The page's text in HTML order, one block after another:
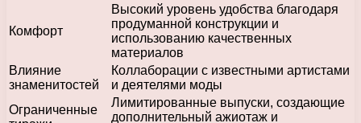
Комфорт
Высокий уровень удобства благодаря
продуманной конструкции и
использованию качественных
материалов
Влияние
знаменитостей
Коллаборации с известными артистами
и деятелями моды
Ограниченные
Лимитированные выпуски, создающие
дополнительный ажиотаж и